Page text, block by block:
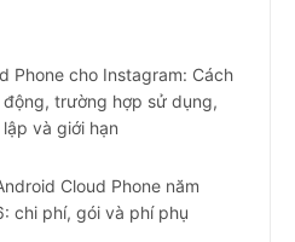
Phone cho Instagram: Cách
động, trường hợp sử dụng,
và giới hạn
Cloud Phone năm
chi phí, gói và phí phụ